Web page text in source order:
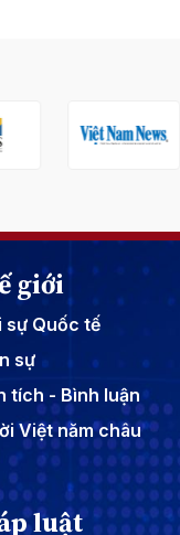
giới
sự Quốc tế
sự
tích - Bình luận
Việt năm châu
luật